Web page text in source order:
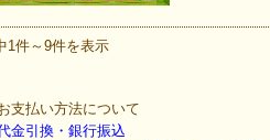
1件～9件を表示
支払い方法について
金引換・銀行振込